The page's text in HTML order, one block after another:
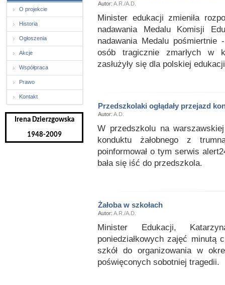
O projekcie
Historia
Ogłoszenia
Akcje
Współpraca
Prawo
Kontakt
Irena Dzierzgowska
1948-2009
Autor: A.R./A.D.
Minister edukacji zmieniła
nadawania Medalu Komisji
nadawania Medalu
osób tragicznie zmarłych w
zasłużyły się dla polskiej
Przedszkolaki ogłądały przejazd
Autor: A.D.
W przedszkolu na
konduktu żałobnego z
poinformował o tym serwis
bała się iść do przedszkola.
Żałoba w szkołach
Autor: A.R./A.D.
Minister Edukacji,
poniedziałkowych zajęć minutą
szkół do organizowania w
poświęconych sobotniej tragedii.